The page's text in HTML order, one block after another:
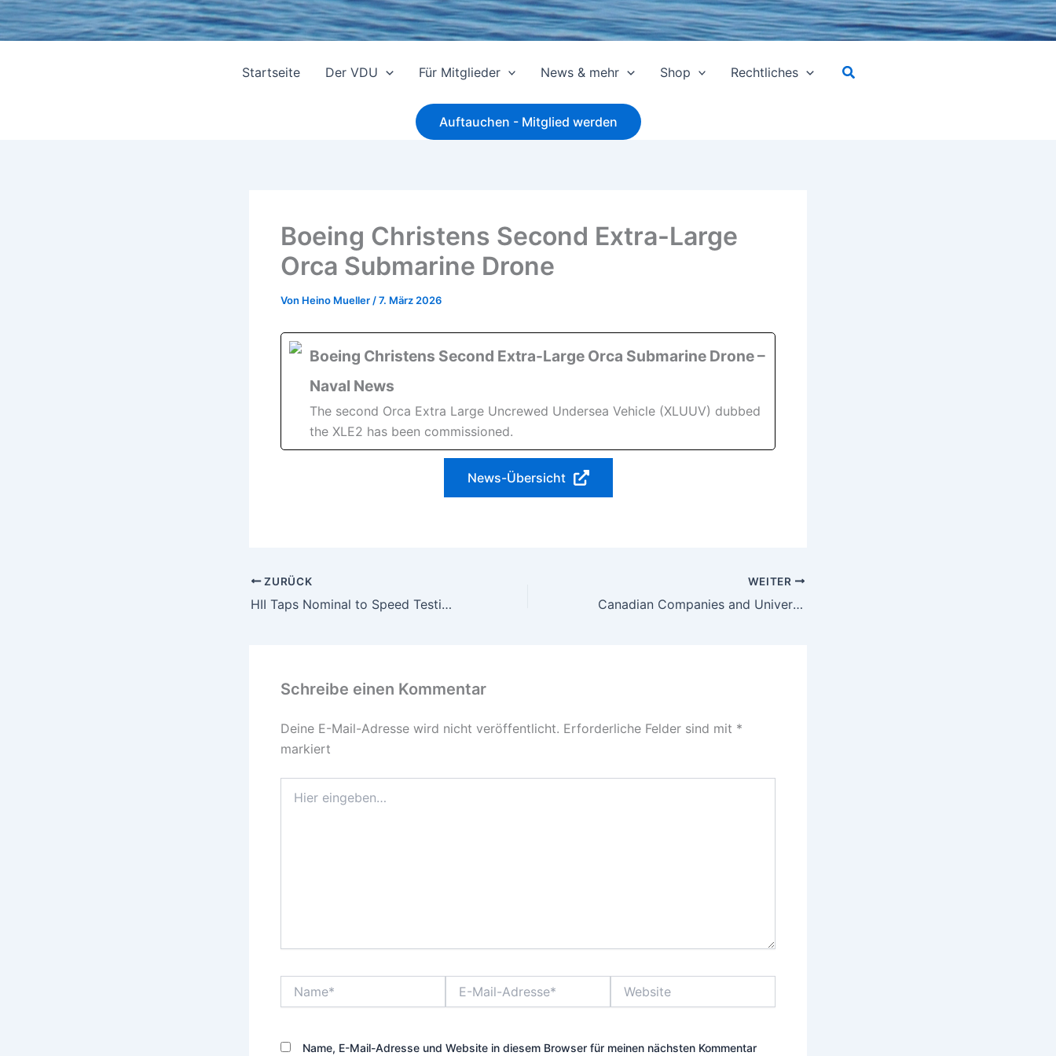
Startseite Der VDU Für Mitglieder News & mehr Shop Rechtliches Suchen
Auftauchen - Mitglied werden
Boeing Christens Second Extra-Large
Orca Submarine Drone
Von Heino Mueller /7. März 2026
Boeing Christens Second Extra-Large Orca Submarine Drone –
Naval News
The second Orca Extra Large Uncrewed Undersea Vehicle (XLUUV) dubbed
the XLE2 has been commissioned.
News-Übersicht
ZURÜCK
HII Taps Nominal to Speed Testing and Data Analysis for Unmanned Maritime Vehicles
WEITER
Canadian Companies and Universities Join Hanwha Ocean’s Global Submarine Supply Chain
Schreibe einen Kommentar
Deine E-Mail-Adresse wird nicht veröffentlicht. Erforderliche Felder sind mit *
markiert
eingeben…
Mail-
Name, E-Mail-Adresse und Website in diesem Browser für meinen nächsten Kommentar